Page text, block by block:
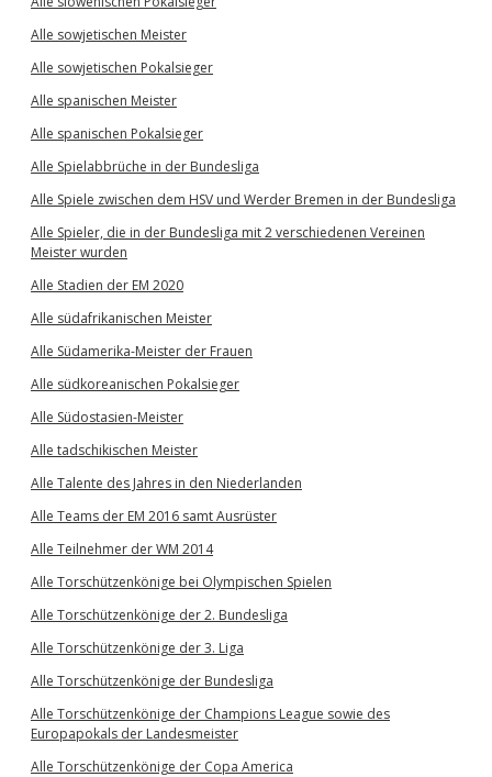
Alle sowjetischen Meister
Alle sowjetischen Pokalsieger
Alle spanischen Meister
Alle spanischen Pokalsieger
Alle Spielabbrüche in der Bundesliga
Alle Spiele zwischen dem HSV und Werder Bremen in der Bundesliga
Alle Spieler, die in der Bundesliga mit 2 verschiedenen Vereinen
Meister wurden
Alle Stadien der EM 2020
Alle südafrikanischen Meister
Alle Südamerika-Meister der Frauen
Alle südkoreanischen Pokalsieger
Alle Südostasien-Meister
Alle tadschikischen Meister
Alle Talente des Jahres in den Niederlanden
Alle Teams der EM 2016 samt Ausrüster
Alle Teilnehmer der WM 2014
Alle Torschützenkönige bei Olympischen Spielen
Alle Torschützenkönige der 2. Bundesliga
Alle Torschützenkönige der 3. Liga
Alle Torschützenkönige der Bundesliga
Alle Torschützenkönige der Champions League sowie des
Europapokals der Landesmeister
Alle Torschützenkönige der Copa America